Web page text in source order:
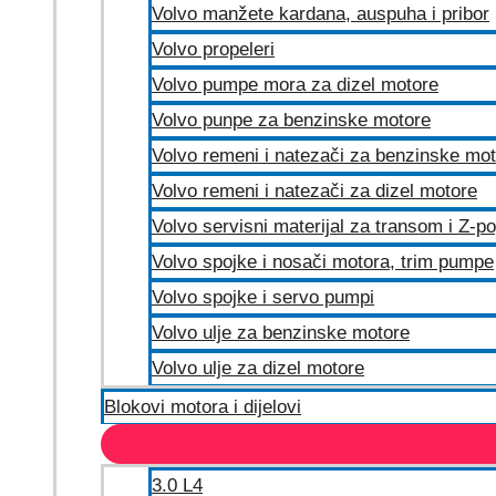
Volvo manžete kardana, auspuha i pribor
Volvo propeleri
Volvo pumpe mora za dizel motore
Volvo punpe za benzinske motore
Volvo remeni i natezači za benzinske
Volvo remeni i natezači za dizel motore
Volvo servisni materijal za transom i Z-
Volvo spojke i nosači motora, trim pumpe
Volvo spojke i servo pumpi
Volvo ulje za benzinske motore
Volvo ulje za dizel motore
Blokovi motora i dijelovi
3.0 L4